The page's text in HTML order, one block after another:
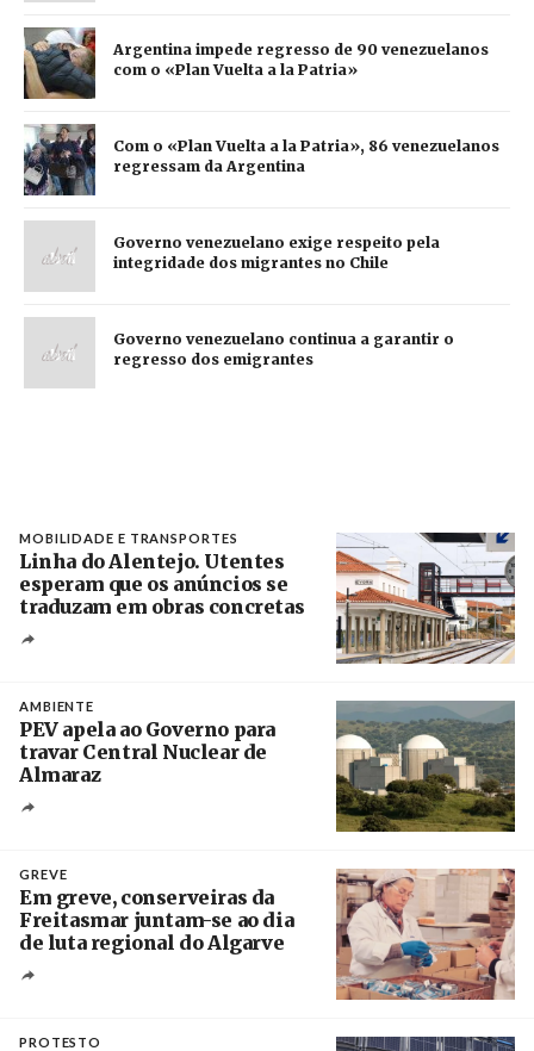
Argentina impede regresso de 90 venezuelanos
com o «Plan Vuelta a la Patria»
Com o «Plan Vuelta a la Patria», 86 venezuelanos
regressam da Argentina
Governo venezuelano exige respeito pela
integridade dos migrantes no Chile
Governo venezuelano continua a garantir o
regresso dos emigrantes
MOBILIDADE E TRANSPORTES
Linha do Alentejo. Utentes
esperam que os anúncios se
traduzam em obras concretas
AMBIENTE
PEV apela ao Governo para
travar Central Nuclear de
Almaraz
GREVE
Em greve, conserveiras da
Freitasmar juntam-se ao dia
de luta regional do Algarve
PROTESTO